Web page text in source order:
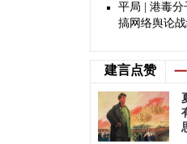
平局 | 港毒
搞网络舆论
建言点赞